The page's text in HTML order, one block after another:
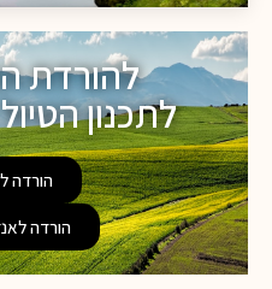
להורדת
לתכנון
הורדה
הורדה